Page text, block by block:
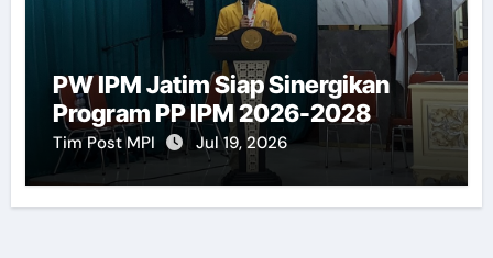
PW IPM Jatim Siap Sinergikan
Program PP IPM 2026-2028
Tim Post MPI Jul 19, 2026